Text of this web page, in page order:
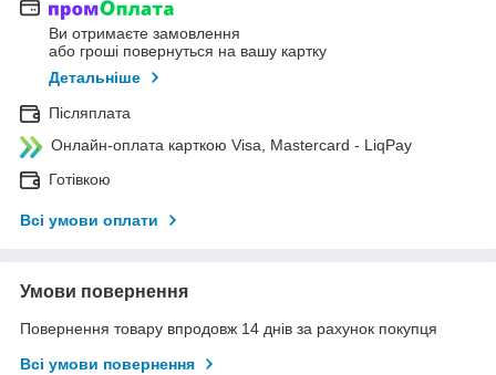
Ви отримаєте замовлення
або гроші повернуться на вашу картку
Детальніше
Післяплата
Онлайн-оплата карткою Visa, Mastercard - LiqPay
Готівкою
Всі умови оплати
Умови повернення
Повернення товару впродовж 14 днів за рахунок покупця
Всі умови повернення